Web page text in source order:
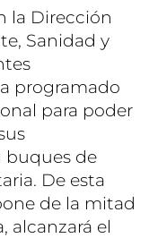
la Dirección
Sanidad y
programado
para poder
buques de
De esta
de la mitad
alcanzará el